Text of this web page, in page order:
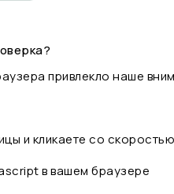
привлекло наше
и кликаете со
в вашем браузере